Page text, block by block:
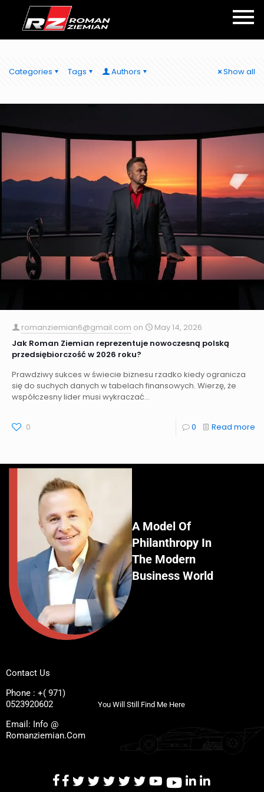
Categories Tags Authors Show all
romanziemian6@gmail.com on
May 14, 2026
Jak Roman Ziemian reprezentuje nowoczesną polską
przedsiębiorczość w 2026 roku?
Prawdziwy sukces w świecie biznesu rzadko kiedy ogranicza
się do suchych danych w tabelach finansowych. Wierzę, że
współczesny lider musi wykraczać...
0 0 Read more
A Model Of
Philanthropy In
The Modern
Business World
Contact Us
Phone : +( 971)
0523920602
Email: Info @
Romanziemian.Com
You Will Still Find Me Here